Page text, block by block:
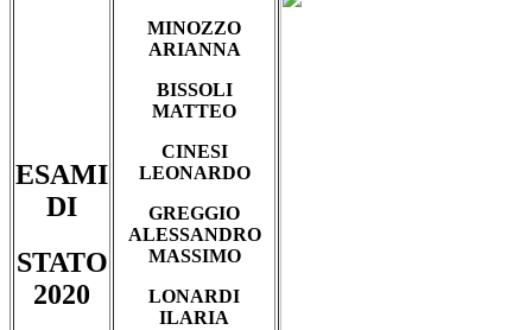
ESAMI
DI
STATO
2020
MINOZZO
ARIANNA
BISSOLI
MATTEO
CINESI
LEONARDO
GREGGIO
ALESSANDRO
MASSIMO
LONARDI
ILARIA